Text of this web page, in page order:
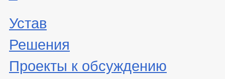
Устав
Решения
Проекты к обсуждению